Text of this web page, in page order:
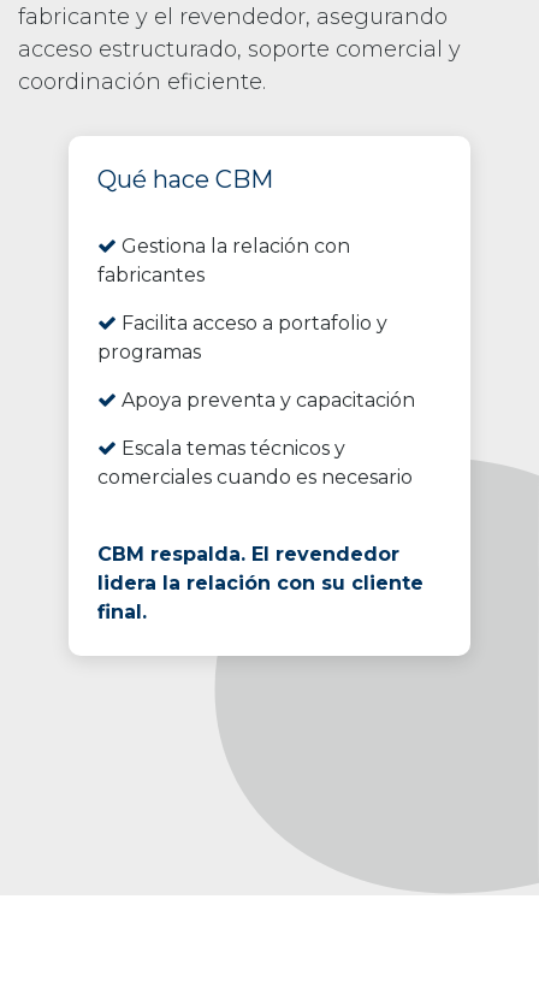
fabricante y el revendedor, asegurando
acceso estructurado, soporte comercial y
coordinación eficiente.
Qué hace CBM
Gestiona la relación con
fabricantes
Facilita acceso a portafolio y
programas
Apoya preventa y capacitación
Escala temas técnicos y
comerciales cuando es necesario
CBM respalda. El revendedor
lidera la relación con su cliente
final.